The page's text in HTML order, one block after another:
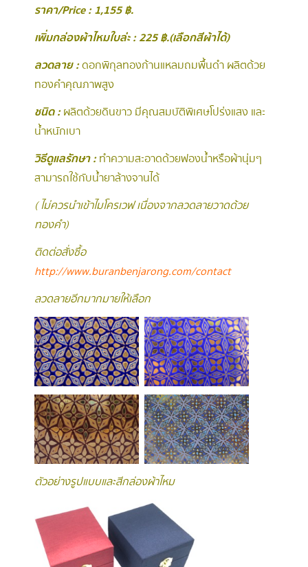
ราคา/Price : 1,155 ฿.
เพิ่มกล่องผ้าไหมใบล่ะ : 225 ฿.(เลือกสีผ้าได้)
ลวดลาย:ดอกพิกุลทองก้านแหลมถมพื้นดำ ผลิตด้วย
ทองคำคุณภาพสูง
ชนิด :ผลิตด้วยดินขาว มีคุณสมบัติพิเศษโปร่งแสง และ
น้ำหนักเบา
วิธีดูแลรักษา:ทำความสะอาดด้วยฟองน้ำหรือผ้านุ่มๆ
สามารถใช้กับน้ำยาล้างจานได้
( ไม่ควรนำเข้าไมโครเวฟ เนื่องจากลวดลายวาดด้วย
ทองคำ )
ติดต่อสั่งซื้อ
http://www.buranbenjarong.com/contact
ลวดลายอีกมากมายให้เลือก
ตัวอย่างรูปแบบและสีกล่องผ้าไหม